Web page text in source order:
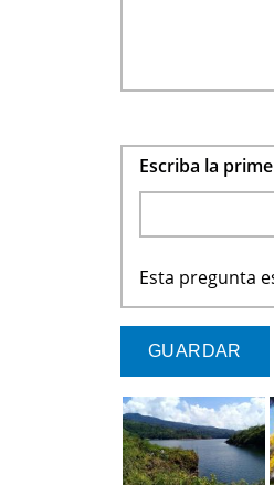
Escriba la
Esta pregunta